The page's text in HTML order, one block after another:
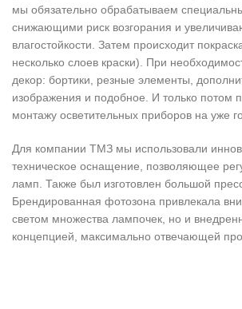
мы обязательно обрабатываем
снижающими риск возгорания и
влагостойкости. Затем происходит
несколько слоев краски). При
декор: бортики, резные элементы,
изображения и подобное. И только потом
монтажу осветительных приборов на уже
Для компании ТМЗ мы использовали
техническое оснащение, позволяющее
ламп. Также был изготовлен большой
Брендированная фотозона привлекала
светом множества лампочек, но и
концепцией, максимально отвечающей